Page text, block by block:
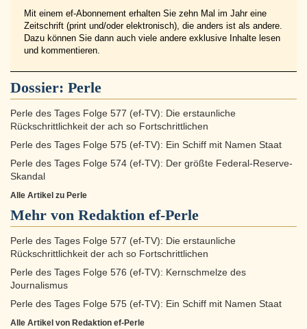
Mit einem ef-Abonnement erhalten Sie zehn Mal im Jahr eine
Zeitschrift (print und/oder elektronisch), die anders ist als andere.
Dazu können Sie dann auch viele andere exklusive Inhalte lesen
und kommentieren.
Dossier: Perle
Perle des Tages Folge 577 (ef-TV): Die erstaunliche
Rückschrittlichkeit der ach so Fortschrittlichen
Perle des Tages Folge 575 (ef-TV): Ein Schiff mit Namen Staat
Perle des Tages Folge 574 (ef-TV): Der größte Federal-Reserve-
Skandal
Alle Artikel zu Perle
Mehr von Redaktion ef-Perle
Perle des Tages Folge 577 (ef-TV): Die erstaunliche
Rückschrittlichkeit der ach so Fortschrittlichen
Perle des Tages Folge 576 (ef-TV): Kernschmelze des
Journalismus
Perle des Tages Folge 575 (ef-TV): Ein Schiff mit Namen Staat
Alle Artikel von Redaktion ef-Perle